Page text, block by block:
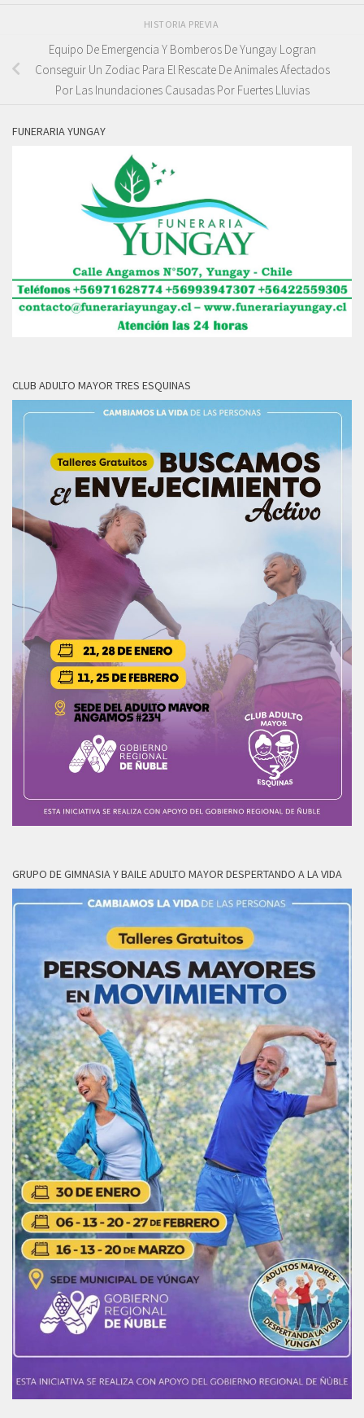
HISTORIA PREVIA
Equipo De Emergencia Y Bomberos De Yungay Logran
Conseguir Un Zodiac Para El Rescate De Animales Afectados
Por Las Inundaciones Causadas Por Fuertes Lluvias
FUNERARIA YUNGAY
CLUB ADULTO MAYOR TRES ESQUINAS
GRUPO DE GIMNASIA Y BAILE ADULTO MAYOR DESPERTANDO A LA VIDA